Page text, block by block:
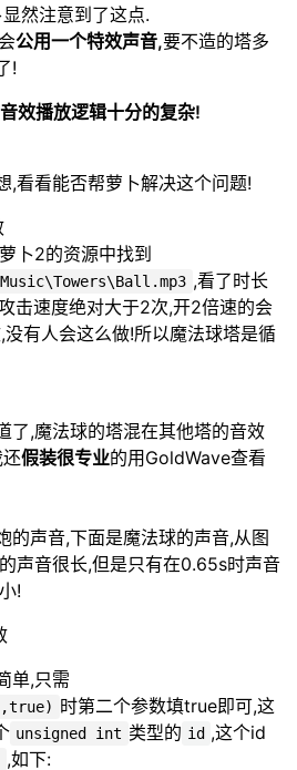
然注意到了这点.
公用一个特效声音,要不造的塔多
!
效播放逻辑十分的复杂!
,看看能否帮萝卜解决这个问题!
卜2的资源中找到
,看了时长
击速度绝对大于2次,开2倍速的会
有人会这么做!所以魔法球塔是循
了,魔法球的塔混在其他塔的音效
假装很专业的用GoldWave查看
的声音,下面是魔法球的声音,从图
声音很长,但是只有在0.65s时声音
!
单,只需
时第二个参数填true即可,这
unsigned int 类型的 id ,这个id
,如下: